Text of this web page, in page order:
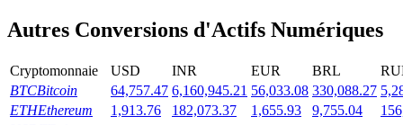
Launchpool
Staking flexible pour gagner des jetons populaires
Autres Conversions d'Actifs Numériques
Cryptomonnaie USD INR EUR BRL
BTCBitcoin 64,757.47 6,160,945.21 56,033.08 330,088.27
ETHEthereum 1,913.76 182,073.37 1,655.93 9,755.04